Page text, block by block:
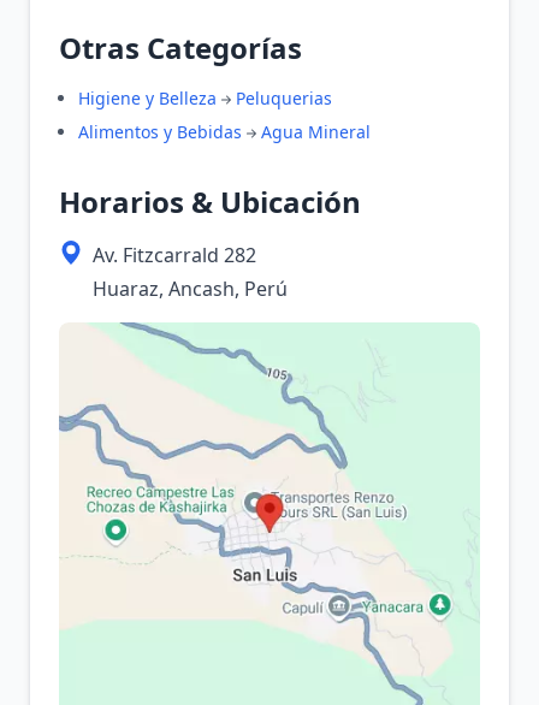
Otras Categorías
Higiene y Belleza
Peluquerias
Alimentos y Bebidas
Agua Mineral
Horarios & Ubicación
Av. Fitzcarrald 282
Huaraz, Ancash, Perú